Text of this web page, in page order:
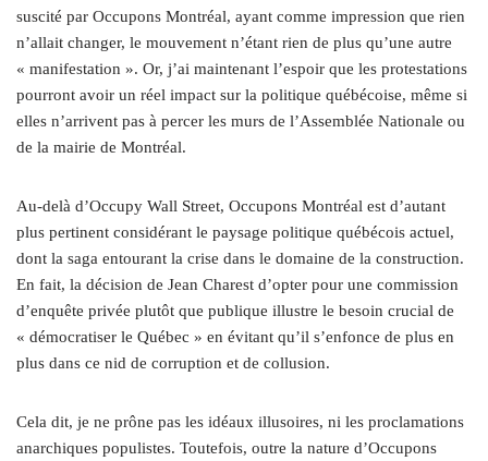
suscité par Occupons Montréal, ayant comme impression que rien
n’allait changer, le mouvement n’étant rien de plus qu’une autre
« manifestation ». Or, j’ai maintenant l’espoir que les protestations
pourront avoir un réel impact sur la politique québécoise, même si
elles n’arrivent pas à percer les murs de l’Assemblée Nationale ou
de la mairie de Montréal.
Au-delà d’Occupy Wall Street, Occupons Montréal est d’autant
plus pertinent considérant le paysage politique québécois actuel,
dont la saga entourant la crise dans le domaine de la construction.
En fait, la décision de Jean Charest d’opter pour une commission
d’enquête privée plutôt que publique illustre le besoin crucial de
« démocratiser le Québec » en évitant qu’il s’enfonce de plus en
plus dans ce nid de corruption et de collusion.
Cela dit, je ne prône pas les idéaux illusoires, ni les proclamations
anarchiques populistes. Toutefois, outre la nature d’Occupons